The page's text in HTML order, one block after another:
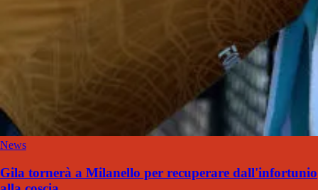
News
Gila tornerà a Milanello per recuperare dall'infortunio